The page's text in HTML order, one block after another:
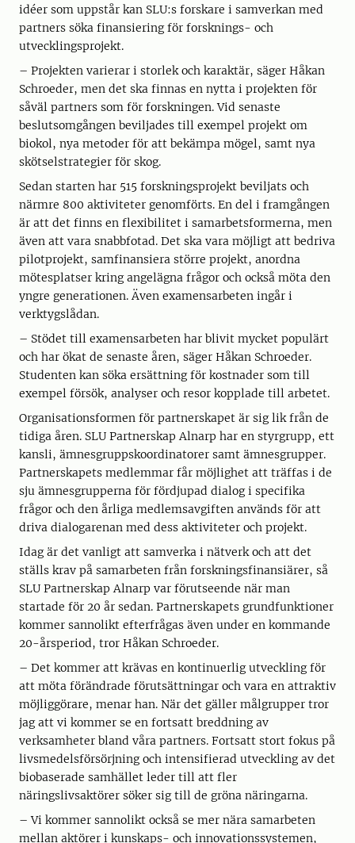
idéer som uppstår kan SLU:s forskare i samverkan med
partners söka finansiering för forsknings- och
utvecklingsprojekt.
– Projekten varierar i storlek och karaktär, säger Håkan
Schroeder, men det ska finnas en nytta i projekten för
såväl partners som för forskningen. Vid senaste
beslutsomgången beviljades till exempel projekt om
biokol, nya metoder för att bekämpa mögel, samt nya
skötselstrategier för skog.
Sedan starten har 515 forskningsprojekt beviljats och
närmre 800 aktiviteter genomförts. En del i framgången
är att det finns en flexibilitet i samarbetsformerna, men
även att vara snabbfotad. Det ska vara möjligt att bedriva
pilotprojekt, samfinansiera större projekt, anordna
mötesplatser kring angelägna frågor och också möta den
yngre generationen. Även examensarbeten ingår i
verktygslådan.
– Stödet till examensarbeten har blivit mycket populärt
och har ökat de senaste åren, säger Håkan Schroeder.
Studenten kan söka ersättning för kostnader som till
exempel försök, analyser och resor kopplade till arbetet.
Organisationsformen för partnerskapet är sig lik från de
tidiga åren. SLU Partnerskap Alnarp har en styrgrupp, ett
kansli, ämnesgruppskoordinatorer samt ämnesgrupper.
Partnerskapets medlemmar får möjlighet att träffas i de
sju ämnesgrupperna för fördjupad dialog i specifika
frågor och den årliga medlemsavgiften används för att
driva dialogarenan med dess aktiviteter och projekt.
Idag är det vanligt att samverka i nätverk och att det
ställs krav på samarbeten från forskningsfinansiärer, så
SLU Partnerskap Alnarp var förutseende när man
startade för 20 år sedan. Partnerskapets grundfunktioner
kommer sannolikt efterfrågas även under en kommande
20-årsperiod, tror Håkan Schroeder.
– Det kommer att krävas en kontinuerlig utveckling för
att möta förändrade förutsättningar och vara en attraktiv
möjliggörare, menar han. När det gäller målgrupper tror
jag att vi kommer se en fortsatt breddning av
verksamheter bland våra partners. Fortsatt stort fokus på
livsmedelsförsörjning och intensifierad utveckling av det
biobaserade samhället leder till att fler
näringslivsaktörer söker sig till de gröna näringarna.
– Vi kommer sannolikt också se mer nära samarbeten
mellan aktörer i kunskaps- och innovationssystemen,